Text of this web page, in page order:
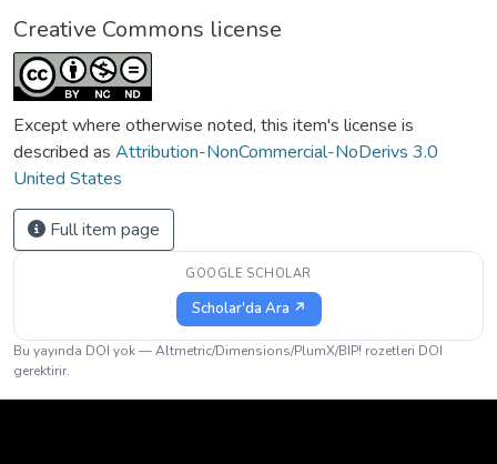
Creative Commons license
Except where otherwise noted, this item's license is
described as Attribution-NonCommercial-NoDerivs 3.0
United States
Full item page
GOOGLE SCHOLAR
Scholar'da Ara ↗
Bu yayında DOI yok — Altmetric/Dimensions/PlumX/BIP! rozetleri DOI
gerektirir.